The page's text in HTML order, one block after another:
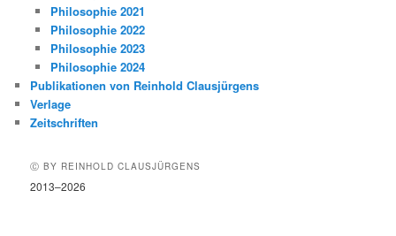
Philosophie 2021
Philosophie 2022
Philosophie 2023
Philosophie 2024
Publikationen von Reinhold Clausjürgens
Verlage
Zeitschriften
Ⓒ BY REINHOLD CLAUSJÜRGENS
2013–2026